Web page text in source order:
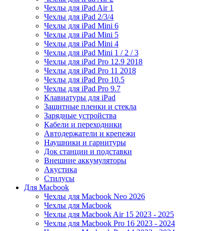
Чехлы для iPad Air 1
Чехлы для iPad 2/3/4
Чехлы для iPad Mini 6
Чехлы для iPad Mini 5
Чехлы для iPad Mini 4
Чехлы для iPad Mini 1 / 2 / 3
Чехлы для iPad Pro 12.9 2018
Чехлы для iPad Pro 11 2018
Чехлы для iPad Pro 10.5
Чехлы для iPad Pro 9.7
Клавиатуры для iPad
Защитные пленки и стекла
Зарядные устройства
Кабели и переходники
Автодержатели и крепежи
Наушники и гарнитуры
Док станции и подставки
Внешние аккумуляторы
Акустика
Стилусы
Для Macbook
Чехлы для Macbook Neo 2026
Чехлы для Macbook
Чехлы для Macbook Air 15 2023 - 2025
Чехлы для Macbook Pro 16 2023 - 2024